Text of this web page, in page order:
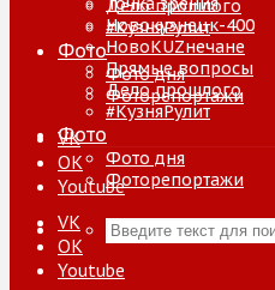
Дело прошлого
#КузняРулит
Фото
Фото дня
Фоторепортажи
VK
ОК
Youtube
Новокузнецк-400
НовоKUZнечане
Прямые вопросы
Дело прошлого
#КузняРулит
Фото
Фото дня
Фоторепортажи
VK
ОК
Youtube